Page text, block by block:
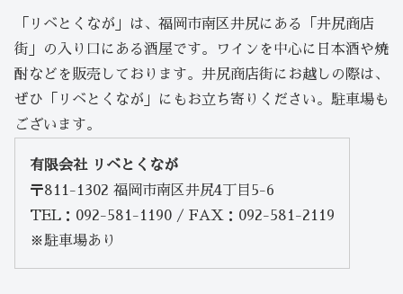
「リベとくなが」は、福岡市南区井尻にある「井尻商店
街」の入り口にある酒屋です。ワインを中心に日本酒や焼
酎などを販売しております。井尻商店街にお越しの際は、
ぜひ「リベとくなが」にもお立ち寄りください。駐車場も
ございます。
有限会社 リベとくなが
〒811-1302 福岡市南区井尻4丁目5-6
TEL：092-581-1190 / FAX：092-581-2119
※駐車場あり